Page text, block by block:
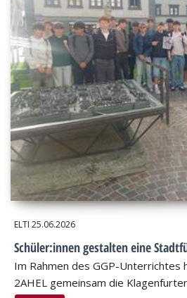
ELTI 25.06.2026
Schüler:innen gestalten eine
Im Rahmen des GGP-Unterrichtes
2AHEL gemeinsam die